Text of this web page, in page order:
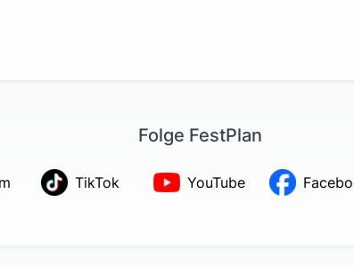
Folge FestPlan
TikTok YouTube